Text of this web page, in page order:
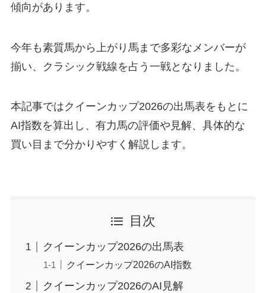
傾向があります。
今年も素質馬から上がり馬まで多彩なメンバーが
揃い、クラシック戦線を占う一戦となりました。
本記事ではクイーンカップ2026の出馬表をもとに
AI指数を算出し、有力馬の評価や見解、具体的な
買い目まで分かりやすく解説します。
目次
クイーンカップ2026の出馬表
クイーンカップ2026のAI指数
クイーンカップ2026のAI見解